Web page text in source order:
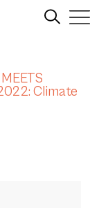
Climate